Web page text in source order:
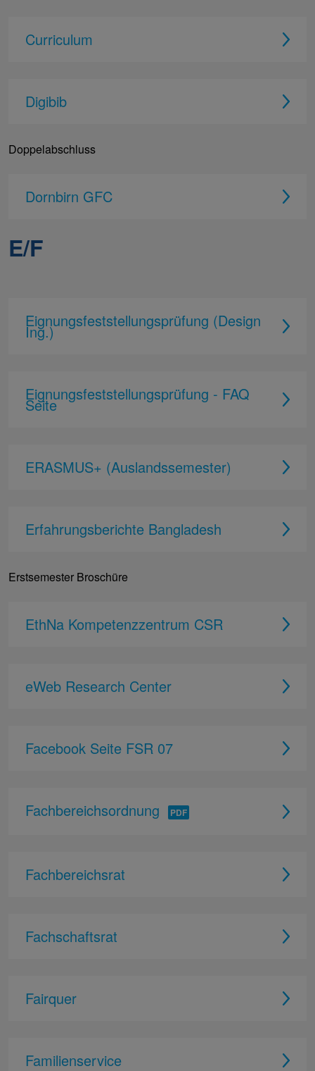
Curriculum
Digibib
Doppelabschluss
Dornbirn GFC
E/F
Eignungsfeststellungsprüfung (Design
Ing.)
Eignungsfeststellungsprüfung - FAQ
Seite
ERASMUS+ (Auslandssemester)
Erfahrungsberichte Bangladesh
Erstsemester Broschüre
EthNa Kompetenzzentrum CSR
eWeb Research Center
Facebook Seite FSR 07
Fachbereichsordnung
Fachbereichsrat
Fachschaftsrat
Fairquer
Familienservice